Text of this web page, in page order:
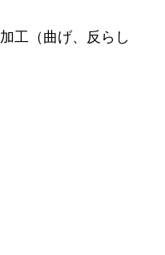
工（曲げ、反らし